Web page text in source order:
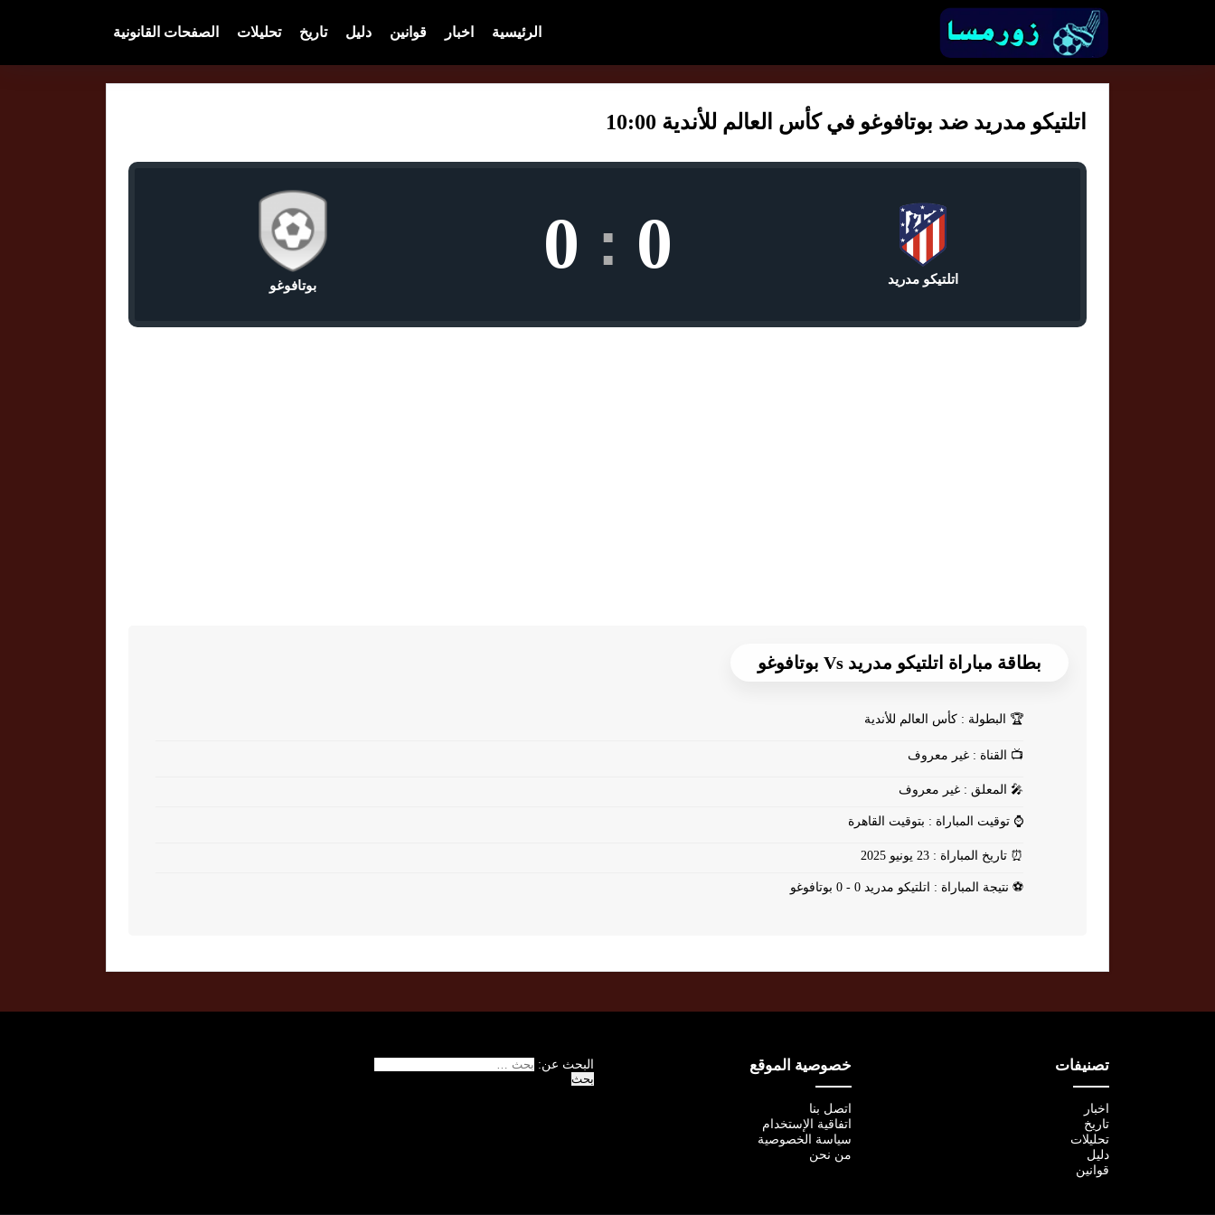
الرئيسية اخبار قوانين دليل تاريخ تحليلات الصفحات القانونية
اتلتيكو مدريد ضد بوتافوغو في كأس العالم للأندية 10:00
اتلتيكو مدريد 0
:
0
بوتافوغو
بطاقة مباراة اتلتيكو مدريد Vs بوتافوغو
🏆 البطولة : كأس العالم للأندية
📺 القناة : غير معروف
🎤 المعلق : غير معروف
⌚ توقيت المباراة : بتوقيت القاهرة
⏰ تاريخ المباراة : 23 يونيو 2025
⚽ نتيجة المباراة : اتلتيكو مدريد 0 - 0 بوتافوغو
تصنيفات
اخبار
تاريخ
تحليلات
دليل
قوانين
خصوصية الموقع
اتصل بنا
اتفاقية الإستخدام
سياسة الخصوصية
من نحن
البحث عن: